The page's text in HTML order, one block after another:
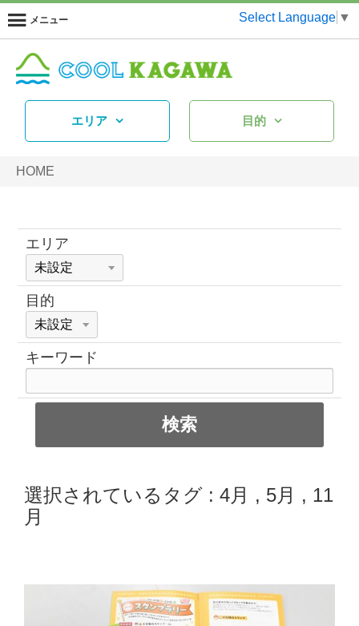
メニュー Select Language ▼
エリア 目的
HOME
エリア
目的
キーワード
選択されているタグ : 4月 , 5月 , 11
月